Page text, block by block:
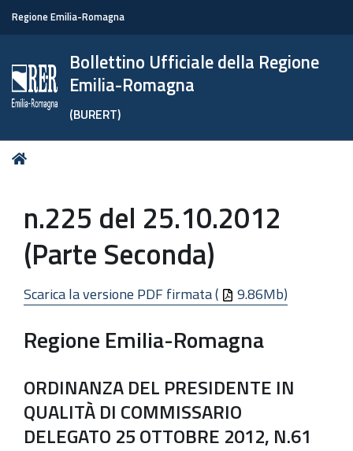
Regione Emilia-Romagna
Bollettino Ufficiale della Regione
Emilia-Romagna
(BURERT)
Tu
n.225 del 25.10.2012
(Parte Seconda)
Scarica la versione PDF firmata ( 9.86Mb)
Regione Emilia-Romagna
ORDINANZA DEL PRESIDENTE IN
QUALITÀ DI COMMISSARIO
DELEGATO 25 OTTOBRE 2012, N.61